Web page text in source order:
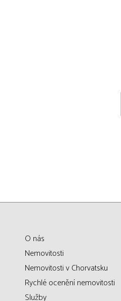
O nás
Nemovitosti
Nemovitosti v Chorvatsku
Rychlé ocenění nemovitosti
Služby